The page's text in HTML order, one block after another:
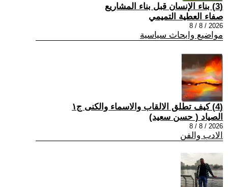
(3) بناء الإنسان قبل بناء المشاريع
صفاء العطية التميمي
2026 / 8 / 8
مواضيع وابحاث سياسية
(4) كيف تطلق الالقاب والاسماء والكنى ج١
الصياد ‏( حسن سعيد‏)
2026 / 8 / 8
الادب والفن